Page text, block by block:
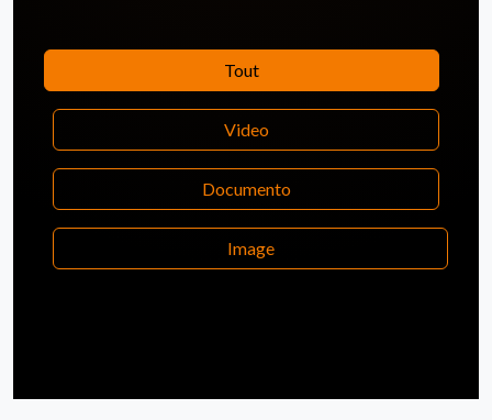
Tout
Video
Documento
Image